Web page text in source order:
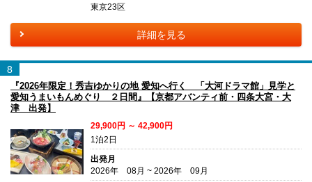
東京23区
詳細を見る
8
『2026年限定！秀吉ゆかりの地 愛知へ行く 「大河ドラマ館」見学と
愛知うまいもんめぐり ２日間』【京都アバンティ前・四条大宮・大
津 出発】
29,900円 ～ 42,900円
1泊2日
出発月
2026年 08月 ~ 2026年 09月